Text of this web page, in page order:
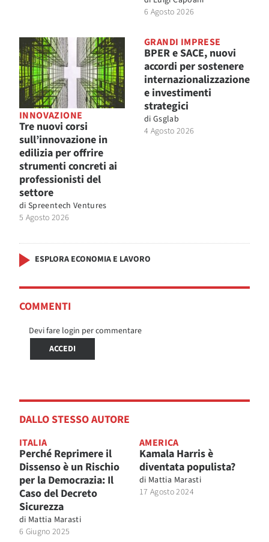
6 Agosto 2026
INNOVAZIONE
Tre nuovi corsi
sull’innovazione in
edilizia per offrire
strumenti concreti ai
professionisti del
settore
di Spreentech Ventures
5 Agosto 2026
GRANDI IMPRESE
BPER e SACE, nuovi
accordi per sostenere
internazionalizzazione
e investimenti
strategici
di Gsglab
4 Agosto 2026
ESPLORA ECONOMIA E LAVORO
COMMENTI
Devi fare login per commentare
ACCEDI
DALLO STESSO AUTORE
ITALIA
Perché Reprimere il
Dissenso è un Rischio
per la Democrazia: Il
Caso del Decreto
Sicurezza
di Mattia Marasti
6 Giugno 2025
AMERICA
Kamala Harris è
diventata populista?
di Mattia Marasti
17 Agosto 2024